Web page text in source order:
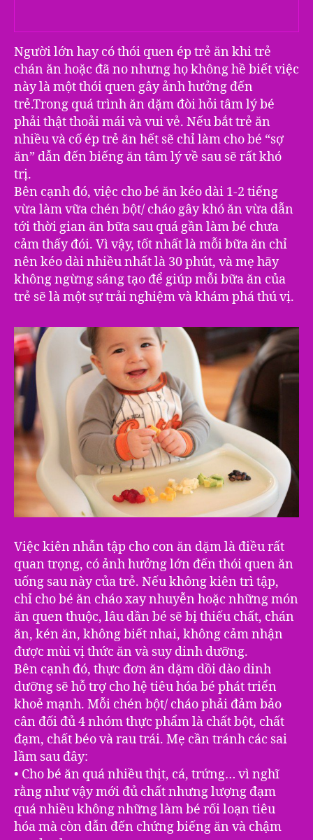
Người lớn hay có thói quen ép trẻ ăn khi trẻ
chán ăn hoặc đã no nhưng họ không hề biết việc
này là một thói quen gây ảnh hưởng đến
trẻ.Trong quá trình ăn dặm đòi hỏi tâm lý bé
phải thật thoải mái và vui vẻ. Nếu bắt trẻ ăn
nhiều và cố ép trẻ ăn hết sẽ chỉ làm cho bé “sợ
ăn” dẫn đến biếng ăn tâm lý về sau sẽ rất khó
trị.
Bên cạnh đó, việc cho bé ăn kéo dài 1-2 tiếng
vừa làm vữa chén bột/ cháo gây khó ăn vừa dẫn
tới thời gian ăn bữa sau quá gần làm bé chưa
cảm thấy đói. Vì vậy, tốt nhất là mỗi bữa ăn chỉ
nên kéo dài nhiều nhất là 30 phút, và mẹ hãy
không ngừng sáng tạo để giúp mỗi bữa ăn của
trẻ sẽ là một sự trải nghiệm và khám phá thú vị.
Việc kiên nhẫn tập cho con ăn dặm là điều rất
quan trọng, có ảnh hưởng lớn đến thói quen ăn
uống sau này của trẻ. Nếu không kiên trì tập,
chỉ cho bé ăn cháo xay nhuyễn hoặc những món
ăn quen thuộc, lâu dần bé sẽ bị thiếu chất, chán
ăn, kén ăn, không biết nhai, không cảm nhận
được mùi vị thức ăn và suy dinh dưỡng.
Bên cạnh đó, thực đơn ăn dặm dồi dào dinh
dưỡng sẽ hỗ trợ cho hệ tiêu hóa bé phát triển
khoẻ mạnh. Mỗi chén bột/ cháo phải đảm bảo
cân đối đủ 4 nhóm thực phẩm là chất bột, chất
đạm, chất béo và rau trái. Mẹ cần tránh các sai
lầm sau đây:
• Cho bé ăn quá nhiều thịt, cá, trứng… vì nghĩ
rằng như vậy mới đủ chất nhưng lượng đạm
quá nhiều không những làm bé rối loạn tiêu
hóa mà còn dẫn đến chứng biếng ăn và chậm